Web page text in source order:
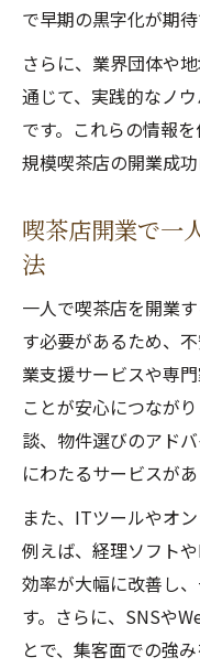
で早期の黒字化が期待
さらに、業界団体や
通じて、実践的なノ
です。これらの情報
規模喫茶店の開業成功
喫茶店開業で一
法
一人で喫茶店を開業
す必要があるため、
業支援サービスや専
ことが安心につなが
談、物件選びのアド
にわたるサービスがあ
また、ITツールやオ
例えば、経理ソフト
効率が大幅に改善し
す。さらに、SNSや
とで、集客面での強